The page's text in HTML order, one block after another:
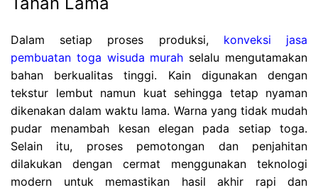
Dalam setiap proses produksi, konveksi jasa
pembuatan toga wisuda murah selalu mengutamakan
bahan berkualitas tinggi. Kain digunakan dengan
tekstur lembut namun kuat sehingga tetap nyaman
dikenakan dalam waktu lama. Warna yang tidak mudah
pudar menambah kesan elegan pada setiap toga.
Selain itu, proses pemotongan dan penjahitan
dilakukan dengan cermat menggunakan teknologi
modern untuk memastikan hasil akhir rapi dan